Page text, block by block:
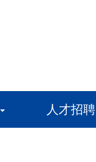
人才招聘